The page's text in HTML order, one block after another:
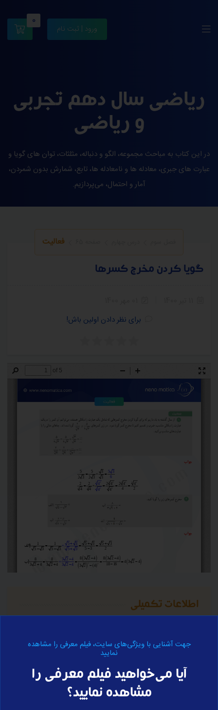
ورود | ثبت نام
0
ریاضی سال دهم تجربی
و ریاضی
در این کتاب به مباحث مجموعه، الگو و دنباله، مثلثات، توان های گویا و
عبارت های جبری، معادله ها و نامعادله ها، تابع، شمارش بدون شمردن،
آمار و احتمال، می‌پردازیم.
فعالیت
گویا کردن مخرج کسرها
برای نظر دادن اولین باش!
اطلاعات تکمیلی
برای مشاهده درسنامه‌ی این بخش، لطفا خرید اشتراک
دهید.
جهت آشنایی با ویژگی‌های سایت، فیلم معرفی را مشاهده
نمایید
آیا می‌خواهید فیلم معرفی را
مشاهده نمایید؟